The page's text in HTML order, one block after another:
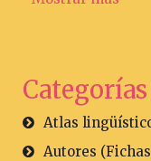
Categorías
Atlas
Autores